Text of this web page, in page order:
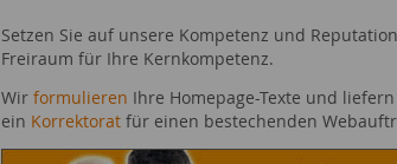
Setzen Sie auf unsere Kompetenz und
Freiraum für Ihre Kernkompetenz.
Wir formulieren Ihre Homepage-Texte und
ein Korrektorat für einen bestechenden